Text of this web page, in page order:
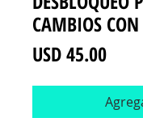
CAMBIOS
USD 45.00Precio